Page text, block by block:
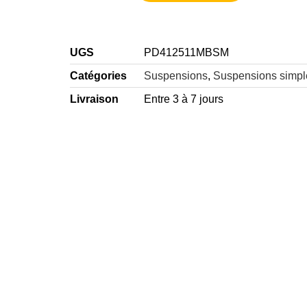
UGS
PD412511MBSM
Catégories
Suspensions, Suspensions
Livraison
Entre 3 à 7 jours